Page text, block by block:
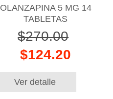
OLANZAPINA 5 MG 14
TABLETAS
$270.00
$124.20
Ver detalle